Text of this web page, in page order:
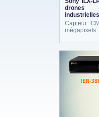
drones
industrielles
Capteur
mégapixels